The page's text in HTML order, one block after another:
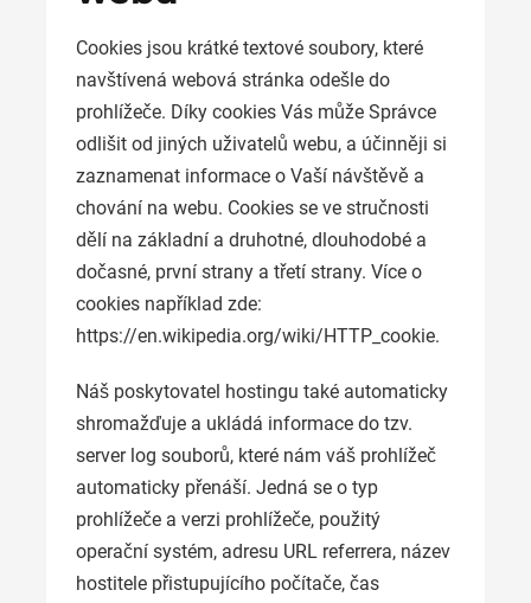
Cookies jsou krátké textové soubory, které
navštívená webová stránka odešle do
prohlížeče. Díky cookies Vás může Správce
odlišit od jiných uživatelů webu, a účinněji si
zaznamenat informace o Vaší návštěvě a
chování na webu. Cookies se ve stručnosti
dělí na základní a druhotné, dlouhodobé a
dočasné, první strany a třetí strany. Více o
cookies například zde:
https://en.wikipedia.org/wiki/HTTP_cookie.
Náš poskytovatel hostingu také automaticky
shromažďuje a ukládá informace do tzv.
server log souborů, které nám váš prohlížeč
automaticky přenáší. Jedná se o typ
prohlížeče a verzi prohlížeče, použitý
operační systém, adresu URL referrera, název
hostitele přistupujícího počítače, čas